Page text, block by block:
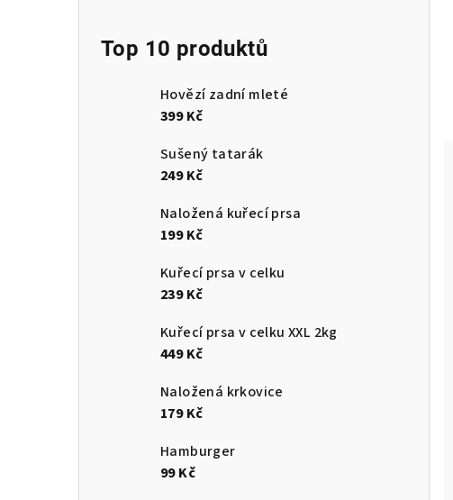
Top 10 produktů
Hovězí zadní mleté
399 Kč
Sušený tatarák
249 Kč
Naložená kuřecí prsa
199 Kč
Kuřecí prsa v celku
239 Kč
Kuřecí prsa v celku XXL 2kg
449 Kč
Naložená krkovice
179 Kč
Hamburger
99 Kč